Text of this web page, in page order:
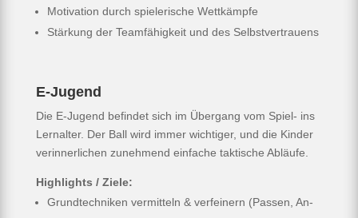
Motivation durch spielerische Wettkämpfe
Stärkung der Teamfähigkeit und des Selbstvertrauens
E-Jugend
Die E-Jugend befindet sich im Übergang vom Spiel- ins
Lernalter. Der Ball wird immer wichtiger, und die Kinder
verinnerlichen zunehmend einfache taktische Abläufe.
Highlights / Ziele:
Grundtechniken vermitteln & verfeinern (Passen, An-